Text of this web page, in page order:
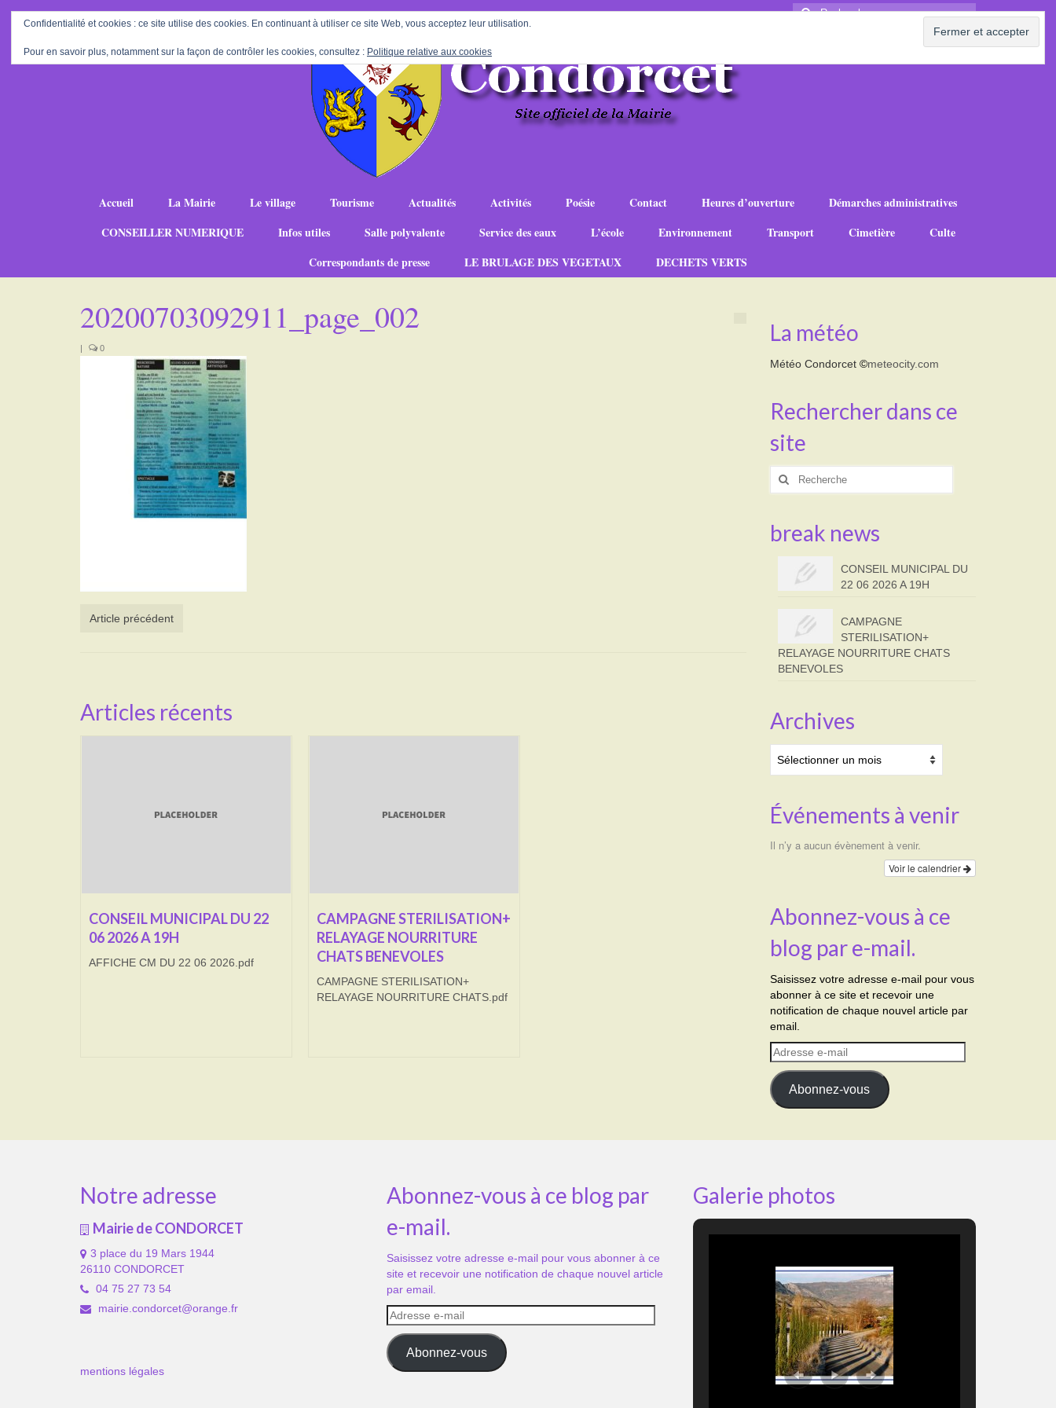
Rechercher
Accueil La Mairie Le village Tourisme Actualités Activités Poésie Contact Heures d’ouverture
Démarches administratives
CONSEILLER NUMERIQUE
Infos utiles Salle polyvalente Service des eaux L’école Environnement Transport Cimetière
Culte
Correspondants de presse
LE BRULAGE DES VEGETAUX DECHETS VERTS
20200703092911_page_002
| 0
Article précédent
Articles récents
CONSEIL MUNICIPAL DU 22
06 2026 A 19H
AFFICHE CM DU 22 06 2026.pdf
CAMPAGNE STERILISATION+
RELAYAGE NOURRITURE
CHATS BENEVOLES
CAMPAGNE STERILISATION+
RELAYAGE NOURRITURE CHATS.pdf
La météo
Météo Condorcet©meteocity.com
Rechercher dans ce
site
Rechercher
break news
CONSEIL MUNICIPAL DU
22 06 2026 A 19H
CAMPAGNE
STERILISATION+
RELAYAGE NOURRITURE CHATS
BENEVOLES
Archives
Événements à venir
Il n’y a aucun évènement à venir.
Voir le calendrier
Abonnez-vous à ce
blog par e-mail.
Saisissez votre adresse e-mail pour vous
abonner à ce site et recevoir une
notification de chaque nouvel article par
email.
Adresse
e-
mail
Abonnez-vous
Notre adresse
Mairie de CONDORCET
3 place du 19 Mars 1944
26110 CONDORCET
04 75 27 73 54
mairie.condorcet@orange.fr
mentions légales
Abonnez-vous à ce blog par
e-mail.
Saisissez votre adresse e-mail pour vous abonner à ce
site et recevoir une notification de chaque nouvel article
par email.
Adresse
e-
mail
Abonnez-vous
Galerie photos
Confidentialité et cookies : ce site utilise des cookies. En continuant à utiliser ce site Web, vous acceptez leur utilisation.
Pour en savoir plus, notamment sur la façon de contrôler les cookies, consultez : Politique relative aux cookies